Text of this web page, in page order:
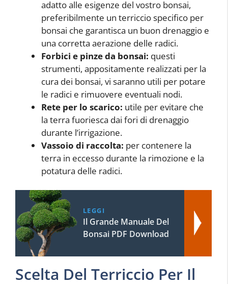
adatto alle esigenze del vostro bonsai,
preferibilmente un terriccio specifico per
bonsai che garantisca un buon drenaggio e
una corretta aerazione delle radici.
Forbici e pinze da bonsai: questi
strumenti, appositamente realizzati per la
cura dei bonsai, vi saranno utili per potare
le radici e rimuovere eventuali nodi.
Rete per lo scarico: utile per evitare che
la terra fuoriesca dai fori di drenaggio
durante l’irrigazione.
Vassoio di raccolta: per contenere la
terra in eccesso durante la rimozione e la
potatura delle radici.
LEGGI
Il Grande Manuale Del
Bonsai PDF Download
Scelta Del Terriccio Per Il